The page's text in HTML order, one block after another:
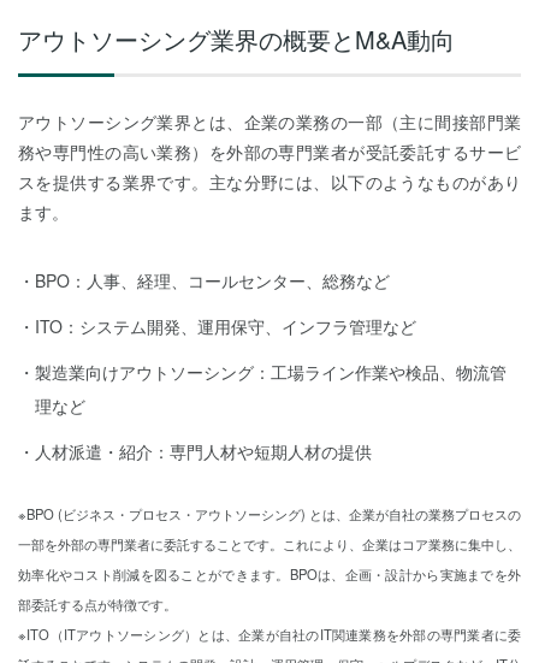
アウトソーシング業界の概要とM&A動向
アウトソーシング業界とは、企業の業務の一部（主に間接部門業
務や専門性の高い業務）を外部の専門業者が受託委託するサービ
スを提供する業界です。主な分野には、以下のようなものがあり
ます。
BPO：人事、経理、コールセンター、総務など
ITO：システム開発、運用保守、インフラ管理など
製造業向けアウトソーシング：工場ライン作業や検品、物流管
理など
人材派遣・紹介：専門人材や短期人材の提供
※BPO (ビジネス・プロセス・アウトソーシング) とは、企業が自社の業務プロセスの
一部を外部の専門業者に委託することです。これにより、企業はコア業務に集中し、
効率化やコスト削減を図ることができます。BPOは、企画・設計から実施までを外
部委託する点が特徴です。
※ITO（ITアウトソーシング）とは、企業が自社のIT関連業務を外部の専門業者に委